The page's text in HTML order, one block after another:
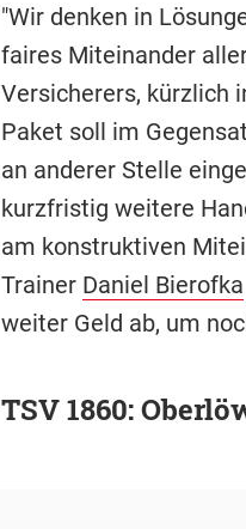
"Wir denken in
faires Miteinander
Versicherers, kürzlich
Paket soll im
an anderer Stelle
kurzfristig weitere
am konstruktiven
Trainer Daniel Bierofka
weiter Geld ab, um
TSV 1860: